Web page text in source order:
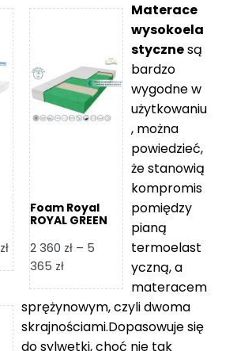
złZakres
cen:
1
139 zł
do
Foam Royal
ROYAL GREEN
piankowy
2 360 zł – 5
365 złZakres
od
2
360 zł
Materace
wysokoela
stycznesą
bardzo
wygodne w
użytkowaniu
, można
powiedzieć,
że stanowią
kompromis
pomiędzy
pianą
termoelast
yczną, a
materacem
sprężynowym, czyli dwoma
skrajnościami.Dopasowuje się
do sylwetki, choć nie tak